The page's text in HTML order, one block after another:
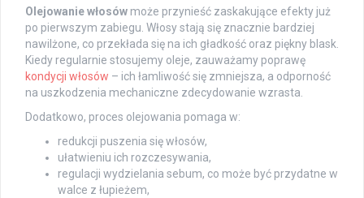
Olejowanie włosów może przynieść zaskakujące efekty już
po pierwszym zabiegu. Włosy stają się znacznie bardziej
nawilżone, co przekłada się na ich gładkość oraz piękny blask.
Kiedy regularnie stosujemy oleje, zauważamy poprawę
kondycji włosów – ich łamliwość się zmniejsza, a odporność
na uszkodzenia mechaniczne zdecydowanie wzrasta.
Dodatkowo, proces olejowania pomaga w:
redukcji puszenia się włosów,
ułatwieniu ich rozczesywania,
regulacji wydzielania sebum, co może być przydatne w
walce z łupieżem,